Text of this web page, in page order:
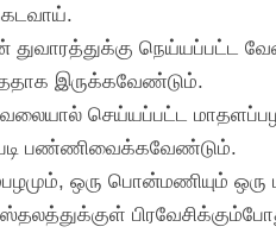
நெய்யப்பட்ட
இருக்கவேண்டும்.
செய்யப்பட்ட
பண்ணிவைக்கவேண்டும்.
ஒரு பொன்மணியும்